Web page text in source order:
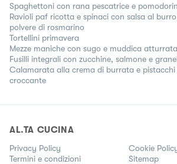
Spaghettoni con rana pescatrice e
Ravioli paf ricotta e spinaci con salsa al
polvere di rosmarino
Tortellini primavera
Mezze maniche con sugo e muddica atturrata
Fusilli integrali con zucchine, salmone e
Calamarata alla crema di burrata e
croccante
AL.TA CUCINA
Privacy Policy
Cookie
Termini e condizioni
Sitemap